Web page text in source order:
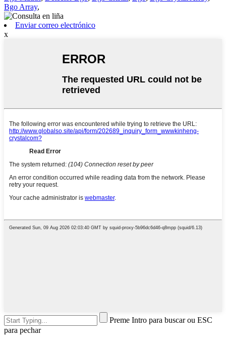
Bgo Array,
Enviar correo electrónico
x
Preme Intro para buscar ou ESC
para pechar